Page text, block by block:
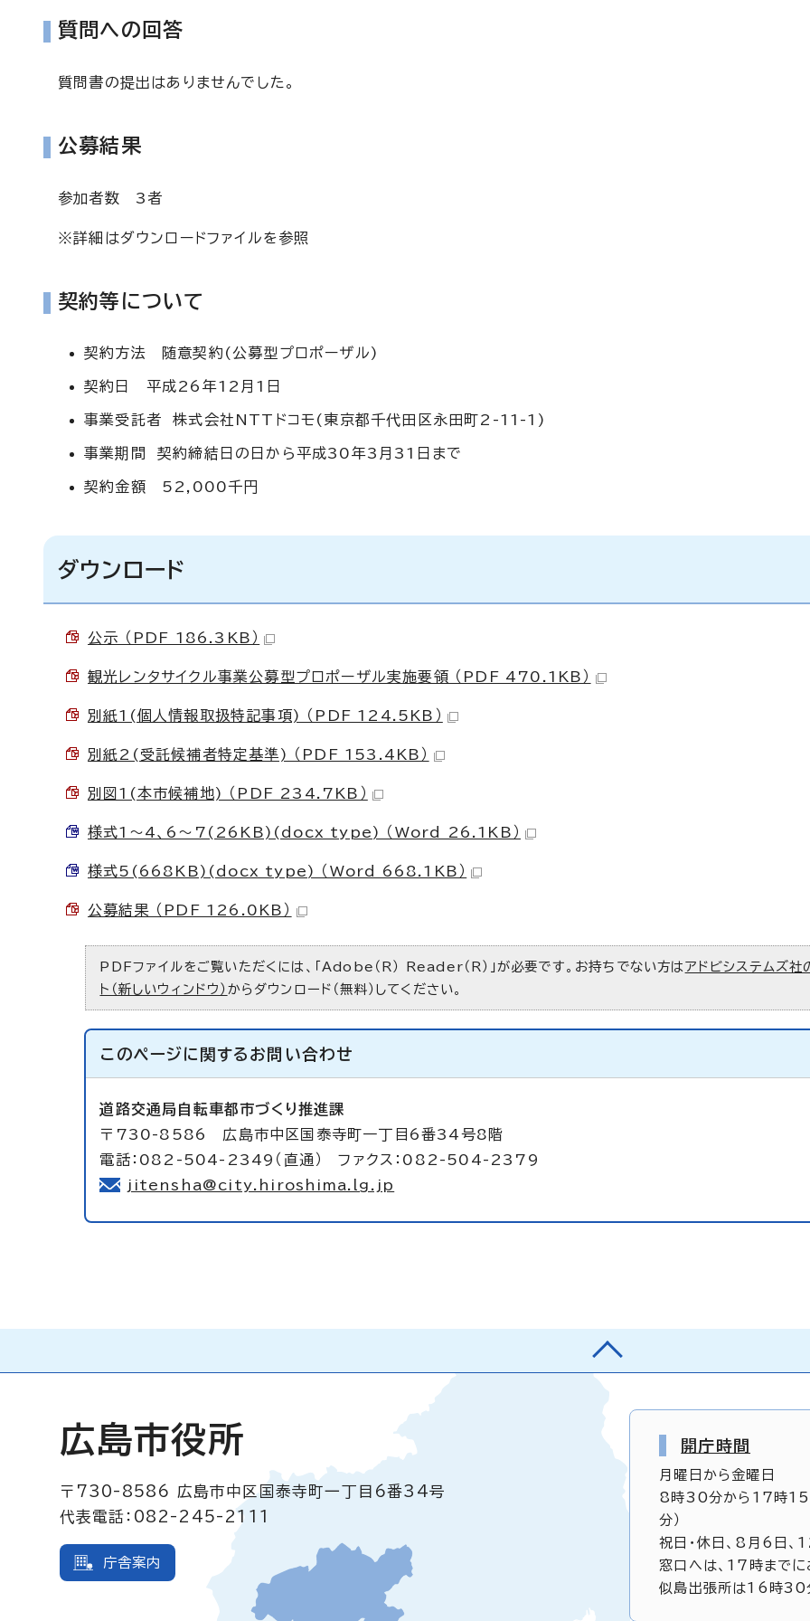
質問への回答
質問書の提出はありませんでした。
公募結果
参加者数 3者
※詳細はダウンロードファイルを参照
契約等について
契約方法 随意契約(公募型プロポーザル)
契約日 平成26年12月1日
事業受託者 株式会社NTTドコモ(東京都千代田区永田町2-11-1)
事業期間 契約締結日の日から平成30年3月31日まで
契約金額 52,000千円
ダウンロード
公示 （PDF 186.3KB）
観光レンタサイクル事業公募型プロポーザル実施要領 （PDF 470.1KB）
別紙1(個人情報取扱特記事項) （PDF 124.5KB）
別紙2(受託候補者特定基準) （PDF 153.4KB）
別図1(本市候補地) （PDF 234.7KB）
様式1～4、6～7(26KB)(docx type) （Word 26.1KB）
様式5(668KB)(docx type) （Word 668.1KB）
公募結果 （PDF 126.0KB）
PDFファイルをご覧いただくには、「Adobe（R） Reader（R）」が必要です。お持ちでない方は アドビシステムズ社
ト（新しいウィンドウ） からダウンロード（無料）してください。
このページに関する お問い合わせ
道路交通局自転車都市づくり推進課
〒730-8586 広島市中区国泰寺町一丁目6番34号8階
電話：082-504-2349（直通） ファクス：082-504-2379
jitensha@city.hiroshima.lg.jp
広島市役所
〒730-8586
広島市中区国泰寺町一丁目6番34号
代表電話：082-245-2111
庁舎案内
開庁時間
月曜日から金曜日
8時30分から17時15
分）
祝日・休日、8月6日
窓口へは、17時までに
似島出張所は16時30